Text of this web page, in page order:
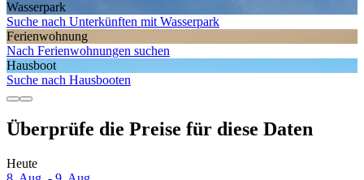
Wasserpark
Suche nach Unterkünften mit Wasserpark
Ferien­wohnung
Nach Ferienwohnungen suchen
Hausboot
Suche nach Hausbooten
Überprüfe die Preise für diese Daten
Heute